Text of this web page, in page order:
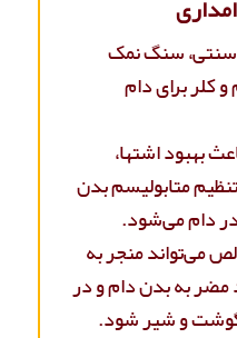
سنتی، سنگ نمک
کلر برای دام
بهبود اشتها،
متابولیسم بدن
در دام می‌شود.
می‌تواند منجر به
مضر به بدن دام و در
گوشت و شیر شود.